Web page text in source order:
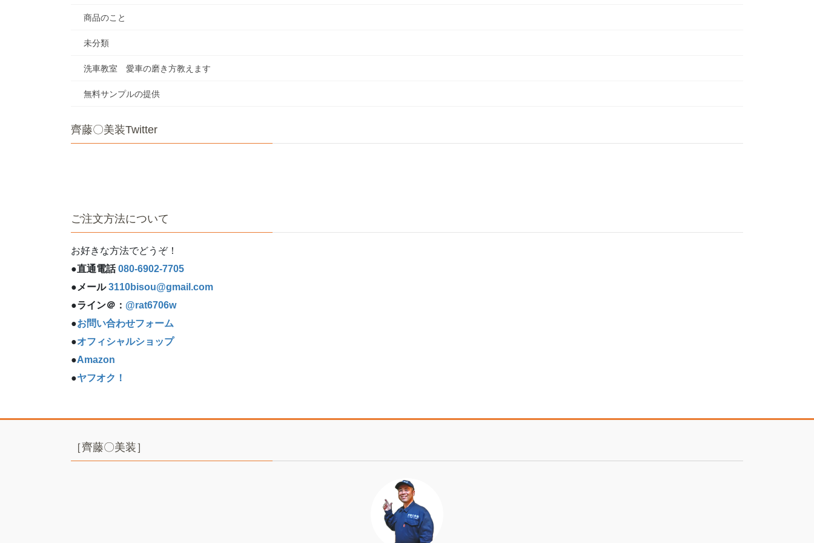
商品のこと
未分類
洗車教室 愛車の磨き方教えます
無料サンプルの提供
齊藤〇美装Twitter
ご注文方法について
お好きな方法でどうぞ！
●直通電話080-6902-7705
●メール3110bisou@gmail.com
●ライン＠： @rat6706w
●お問い合わせフォーム
●オフィシャルショップ
●Amazon
●ヤフオク！
［齊藤〇美装］